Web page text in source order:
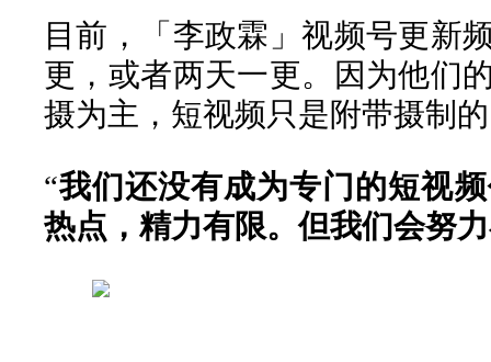
目前，「李政霖」视频号更新
更，或者两天一更。因为他们
摄为主，短视频只是附带摄制
“我们还没有成为专门的短视
热点，精力有限。但我们会努